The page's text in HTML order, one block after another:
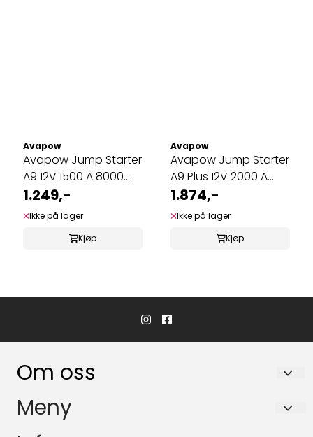
Avapow
Avapow Jump Starter
A9 12V 1500 A 8000
mAh
1.249,-
Ikke på lager
Kjøp
Avapow
Avapow Jump Starter
A9 Plus 12V 2000 A
12000 mAh
1.874,-
Ikke på lager
Kjøp
Om oss
Hvaler Båtservice AS
Meny